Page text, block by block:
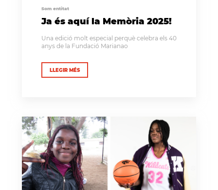
Som entitat
Ja és aquí la Memòria 2025!
Una edició molt especial perquè celebra els 40
anys de la Fundació Marianao
LLEGIR MÉS